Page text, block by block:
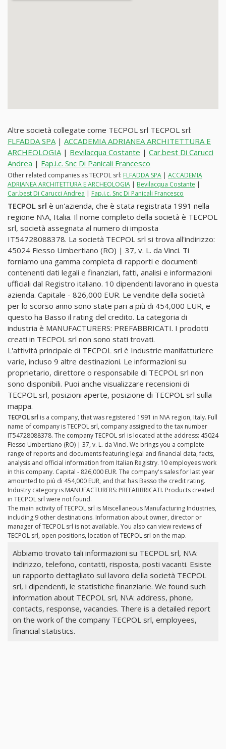
Altre società collegate come TECPOL srl TECPOL srl:
FLFADDA SPA| ACCADEMIA ADRIANEA ARCHITETTURA E
ARCHEOLOGIA| Bevilacqua Costante | Car.best Di Carucci
Andrea | Fap.i.c. Snc Di Panicali Francesco
Other related companies as TECPOL srl: FLFADDA SPA | ACCADEMIA
ADRIANEA ARCHITETTURA E ARCHEOLOGIA | Bevilacqua Costante |
Car.best Di Carucci Andrea | Fap.i.c. Snc Di Panicali Francesco
TECPOL srl è un'azienda, che è stata registrata 1991 nella
regione N\A, Italia. Il nome completo della società è TECPOL
srl, società assegnata al numero di imposta
IT54728088378. La società TECPOL srl si trova all'indirizzo:
45024 Fiesso Umbertiano (RO) | 37, v. L. da Vinci. Ti
forniamo una gamma completa di rapporti e documenti
contenenti dati legali e finanziari, fatti, analisi e informazioni
ufficiali dal Registro italiano. 10 dipendenti lavorano in questa
azienda. Capitale - 826,000 EUR. Le vendite della società
per lo scorso anno sono state pari a più di 454,000 EUR, e
questo ha Basso il rating del credito. La categoria di
industria è MANUFACTURERS: PREFABBRICATI. I prodotti
creati in TECPOL srl non sono stati trovati.
L'attività principale di TECPOL srl è Industrie manifatturiere
varie, incluso 9 altre destinazioni. Le informazioni su
proprietario, direttore o responsabile di TECPOL srl non
sono disponibili. Puoi anche visualizzare recensioni di
TECPOL srl, posizioni aperte, posizione di TECPOL srl sulla
mappa.
TECPOL srl is a company, that was registered 1991 in N\A region, Italy. Full
name of company is TECPOL srl, company assigned to the tax number
IT54728088378. The company TECPOL srl is located at the address: 45024
Fiesso Umbertiano (RO) | 37, v. L. da Vinci. We brings you a complete
range of reports and documents featuring legal and financial data, facts,
analysis and official information from Italian Registry. 10 employees work
in this company. Capital - 826,000 EUR. The company's sales for last year
amounted to più di 454,000 EUR, and that has Basso the credit rating.
Industry category is MANUFACTURERS: PREFABBRICATI. Products created
in TECPOL srl were not found.
The main activity of TECPOL srl is Miscellaneous Manufacturing Industries,
including 9 other destinations. Information about owner, director or
manager of TECPOL srl is not available. You also can view reviews of
TECPOL srl, open positions, location of TECPOL srl on the map.
Abbiamo trovato tali informazioni su TECPOL srl, N\A:
indirizzo, telefono, contatti, risposta, posti vacanti. Esiste
un rapporto dettagliato sul lavoro della società TECPOL
srl, i dipendenti, le statistiche finanziarie. We found such
information about TECPOL srl, N\A: address, phone,
contacts, response, vacancies. There is a detailed report
on the work of the company TECPOL srl, employees,
financial statistics.